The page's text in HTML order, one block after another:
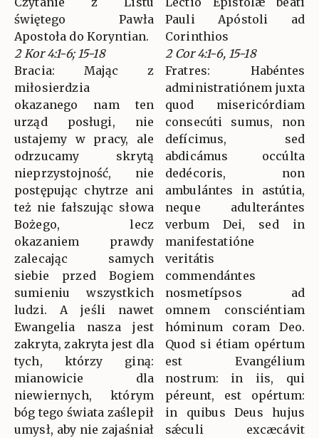
świętego Pawła
Apostoła do Koryntian.
2 Kor 4:1-6; 15-18
Bracia: Mając z
miłosierdzia
okazanego nam ten
urząd posługi, nie
ustajemy w pracy, ale
odrzucamy skrytą
nieprzystojność, nie
postępując chytrze ani
też nie fałszując słowa
Bożego, lecz
okazaniem prawdy
zalecając samych
siebie przed Bogiem
sumieniu wszystkich
ludzi. A jeśli nawet
Ewangelia nasza jest
zakryta, zakryta jest dla
tych, którzy giną:
mianowicie dla
niewiernych, którym
bóg tego świata zaślepił
umysł, aby nie zajaśniał
Pauli Apóstoli ad
Corinthios
2 Cor 4:1-6, 15-18
Fratres: Habéntes
administratiónem juxta
quod misericórdiam
consecúti sumus, non
defícimus, sed
abdicámus occúlta
dedécoris, non
ambulántes in astútia,
neque adulterántes
verbum Dei, sed in
manifestatióne
veritátis
commendántes
nosmetípsos ad
omnem consciéntiam
hóminum coram Deo.
Quod si étiam opértum
est Evangélium
nostrum: in iis, qui
péreunt, est opértum:
in quibus Deus hujus
sǽculi excæcávit